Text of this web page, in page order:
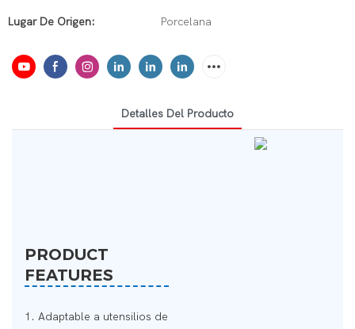
Lugar De Origen: Porcelana
Detalles Del Producto
PRODUCT
FEATURES
1. Adaptable a utensilios de